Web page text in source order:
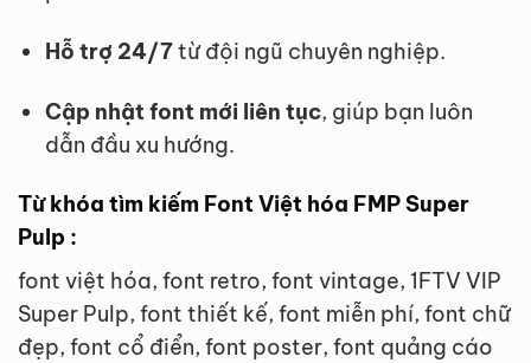
Hỗ trợ 24/7từ đội ngũ chuyên nghiệp.
Cập nhật font mới liên tục, giúp bạn luôn
dẫn đầu xu hướng.
Từ khóa tìm kiếm Font Việt hóa FMP Super
Pulp :
font việt hóa, font retro, font vintage, 1FTV VIP
Super Pulp, font thiết kế, font miễn phí, font chữ
đẹp, font cổ điển, font poster, font quảng cáo